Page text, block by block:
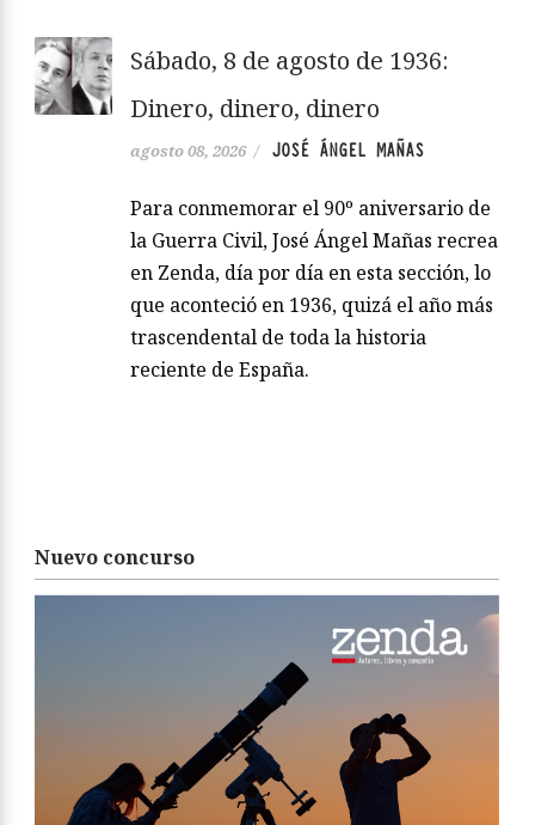
Sábado, 8 de agosto de 1936:
Dinero, dinero, dinero
agosto 08, 2026 / JOSÉ ÁNGEL MAÑAS
Para conmemorar el 90º aniversario de
la Guerra Civil, José Ángel Mañas recrea
en Zenda, día por día en esta sección, lo
que aconteció en 1936, quizá el año más
trascendental de toda la historia
reciente de España.
Nuevo concurso